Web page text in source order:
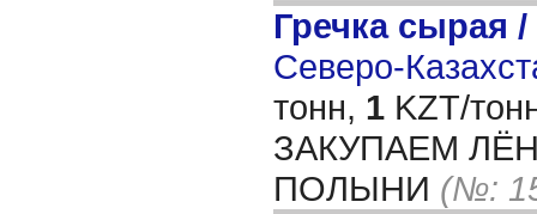
Гречка сырая /
Северо-
тонн, 1 KZT/
ЗАКУПАЕМ
ПОЛЫНИ (№: